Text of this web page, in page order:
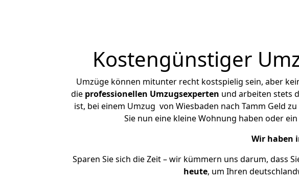
Kostengünstiger
Umzüge können mitunter recht kostspielig sein, aber
die professionellen Umzugsexperten und arbeiten stets
ist, bei einem Umzug von Wiesbaden nach Tamm Geld
Sie nun eine kleine Wohnung haben oder
Wir haben
Sparen Sie sich die Zeit – wir kümmern uns darum, dass
heute, um Ihren